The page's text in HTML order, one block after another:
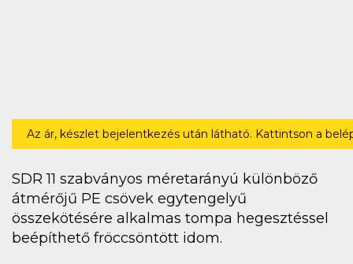
Az ár, készlet bejelentkezés után látható. Kattintson a
SDR 11 szabványos méretarányú különböző
átmérőjű PE csövek egytengelyű
összekötésére alkalmas tompa hegesztéssel
beépíthető fröccsöntött idom.